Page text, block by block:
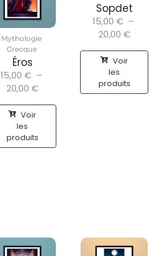
Mythologie
Grecque
Éros
15,00 € –
20,00 €
Voir
les
produits
Sopdet
15,00 € –
20,00 €
Voir
les
produits